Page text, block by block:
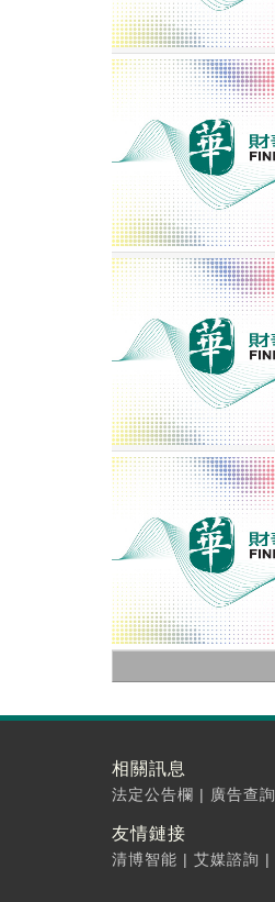
相關訊息
法定公告欄 | 廣告查詢
友情鏈接
清博智能 | 艾媒諮詢 |